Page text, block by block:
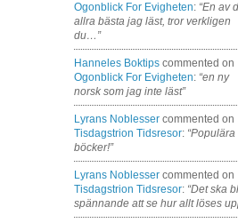
Ogonblick For Evigheten: “En av
allra bästa jag läst, tror verkligen
du…”
Hanneles Boktips commented on
Ogonblick For Evigheten: “en ny
norsk som jag inte läst”
Lyrans Noblesser commented on
Tisdagstrion Tidsresor: “Populära
böcker!”
Lyrans Noblesser commented on
Tisdagstrion Tidsresor: “Det ska
spännande att se hur allt löses